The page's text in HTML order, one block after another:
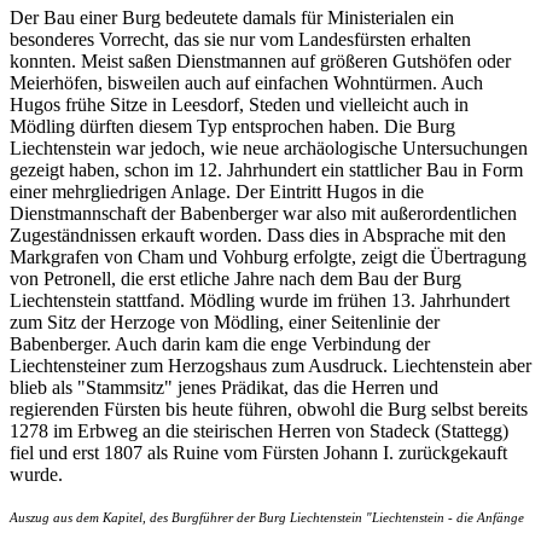
Der Bau einer Burg bedeutete damals für Ministerialen ein
besonderes Vorrecht, das sie nur vom Landesfürsten erhalten
konnten. Meist saßen Dienstmannen auf größeren Gutshöfen oder
Meierhöfen, bisweilen auch auf einfachen Wohntürmen. Auch
Hugos frühe Sitze in Leesdorf, Steden und vielleicht auch in
Mödling dürften diesem Typ entsprochen haben. Die Burg
Liechtenstein war jedoch, wie neue archäologische Untersuchungen
gezeigt haben, schon im 12. Jahrhundert ein stattlicher Bau in Form
einer mehrgliedrigen Anlage. Der Eintritt Hugos in die
Dienstmannschaft der Babenberger war also mit außerordentlichen
Zugeständnissen erkauft worden. Dass dies in Absprache mit den
Markgrafen von Cham und Vohburg erfolgte, zeigt die Übertragung
von Petronell, die erst etliche Jahre nach dem Bau der Burg
Liechtenstein stattfand. Mödling wurde im frühen 13. Jahrhundert
zum Sitz der Herzoge von Mödling, einer Seitenlinie der
Babenberger. Auch darin kam die enge Verbindung der
Liechtensteiner zum Herzogshaus zum Ausdruck. Liechtenstein aber
blieb als "Stammsitz" jenes Prädikat, das die Herren und
regierenden Fürsten bis heute führen, obwohl die Burg selbst bereits
1278 im Erbweg an die steirischen Herren von Stadeck (Stattegg)
fiel und erst 1807 als Ruine vom Fürsten Johann I. zurückgekauft
wurde.
Auszug aus dem Kapitel, des Burgführer der Burg Liechtenstein "Liechtenstein - die Anfänge